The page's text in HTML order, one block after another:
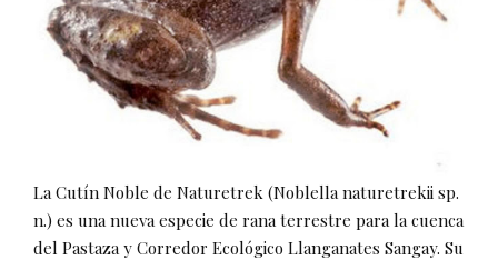
La Cutín Noble de Naturetrek (Noblella naturetrekii sp.
n.) es una nueva especie de rana terrestre para la cuenca
del Pastaza y Corredor Ecológico Llanganates Sangay. Su